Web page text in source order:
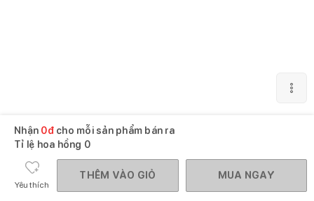
Nhận 0đcho mỗi sản phẩm bán ra
Tỉ lệ hoa hồng 0
Yêu thích
THÊM VÀO GIỎ MUA NGAY